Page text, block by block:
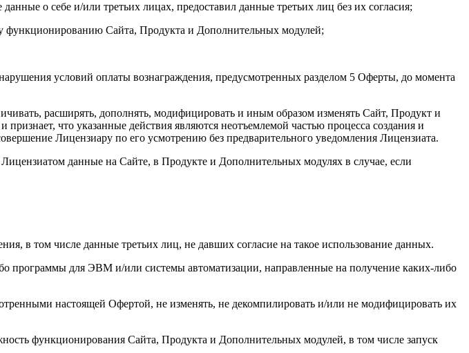
о себе и/или третьих лицах, предоставил данные третьих лиц без их согласия;
функционированию Сайта, Продукта и Дополнительных модулей;
условий оплаты вознаграждения, предусмотренных разделом 5 Оферты, до момента
расширять, дополнять, модифицировать и иным образом изменять Сайт, Продукт и
что указанные действия являются неотъемлемой частью процесса создания и
Лицензиару по его усмотрению без предварительного уведомления Лицензиата.
данные на Сайте, в Продукте и Дополнительных модулях в случае, если
в том числе данные третьих лиц, не давших согласие на такое использование данных.
программы для ЭВМ и/или системы автоматизации, направленные на получение каких-либо
настоящей Офертой, не изменять, не декомпилировать и/или не модифицировать их
функционирования Сайта, Продукта и Дополнительных модулей, в том числе запуск